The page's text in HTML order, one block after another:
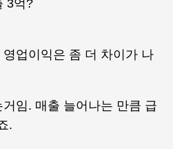
3억?
업이익은 좀 더 차이가 나
임. 매출 늘어나는 만큼 급
.